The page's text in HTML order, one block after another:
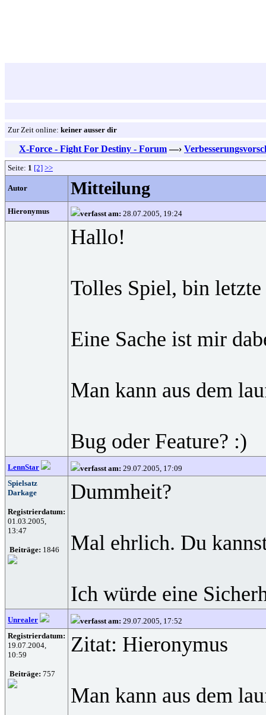
Zur Zeit online: keiner ausser dir
X-Force - Fight For Destiny - Forum —›
Seite: 1 [2] >>
Autor Mitteilung
Hieronymus verfasst am: 28.07.2005, 19:24
Hallo!
Tolles Spiel, bin
Eine Sache ist mir
Man kann aus dem
Bug oder Feature? :)
LennStar verfasst am: 29.07.2005, 17:09
Spielsatz
Darkage
Registrierdatum:
01.03.2005,
13:47
Beiträge: 1846
Dummheit?
Mal ehrlich. Du
Ich würde eine
Unrealer verfasst am: 29.07.2005, 17:52
Registrierdatum:
19.07.2004,
10:59
Beiträge: 757
Zitat: Hieronymus
Man kann aus dem